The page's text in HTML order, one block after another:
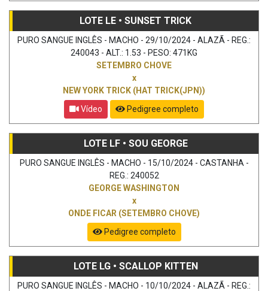
LOTE LE • SUNSET TRICK
PURO SANGUE INGLÊS - MACHO - 29/10/2024 - ALAZÃ - REG.:
240043 - ALT.: 1.53 - PESO: 471KG
SETEMBRO CHOVE
x
NEW YORK TRICK (HAT TRICK(JPN))
Vídeo
Pedigree completo
LOTE LF • SOU GEORGE
PURO SANGUE INGLÊS - MACHO - 15/10/2024 - CASTANHA -
REG.: 240052
GEORGE WASHINGTON
x
ONDE FICAR (SETEMBRO CHOVE)
Pedigree completo
LOTE LG • SCALLOP KITTEN
PURO SANGUE INGLÊS - MACHO - 10/10/2024 - ALAZÃ - REG.: